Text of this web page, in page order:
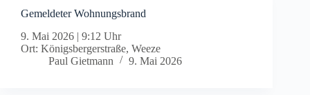
Gemeldeter Wohnungsbrand
9. Mai 2026 | 9:12 Uhr
Ort: Königsbergerstraße, Weeze
Paul Gietmann
9. Mai 2026